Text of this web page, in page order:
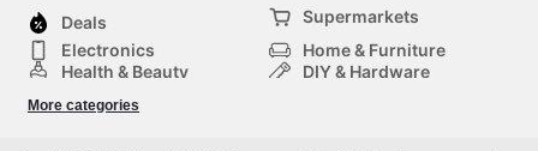
Deals
Supermarkets
Electronics
Home & Furniture
Health & Beauty
DIY & Hardware
Auto & Moto
More categories